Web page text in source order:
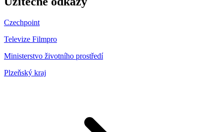
Czechpoint
Televize Filmpro
Ministerstvo životního prostředí
Plzeňský kraj